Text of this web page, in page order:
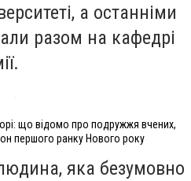
а останніми
разом на кафедрі
що відомо про подружжя вчених,
першого ранку Нового року
яка безумовно